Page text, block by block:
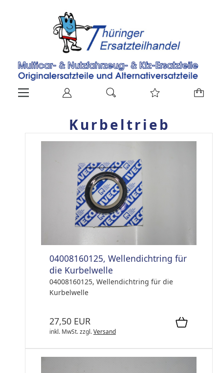
Kurbeltrieb
04008160125, Wellendichtring für
die Kurbelwelle
04008160125, Wellendichtring für die
Kurbelwelle
27,50 EUR
inkl. MwSt.zzgl.Versand